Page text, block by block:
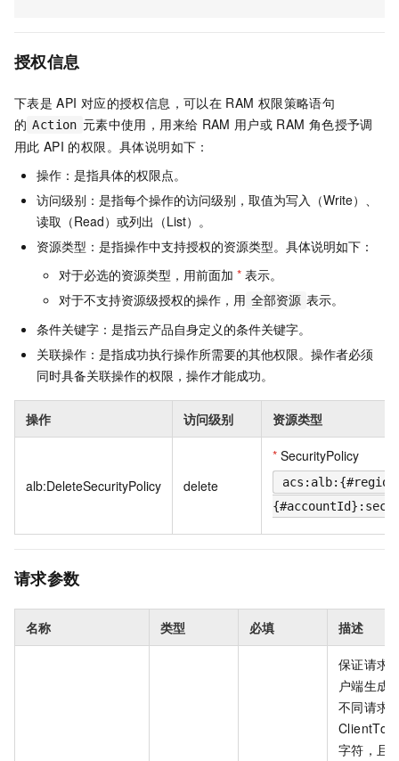
授权信息
下表是 API 对应的授权信息，可以在 RAM 权限策略语句
的 Action 元素中使用，用来给 RAM 用户或 RAM 角色授予调
用此 API 的权限。具体说明如下：
操作：是指具体的权限点。
访问级别：是指每个操作的访问级别，取值为写入（Write）、
读取（Read）或列出（List）。
资源类型：是指操作中支持授权的资源类型。具体说明如下：
对于必选的资源类型，用前面加 * 表示。
对于不支持资源级授权的操作，用 全部资源 表示。
条件关键字：是指云产品自身定义的条件关键字。
关联操作：是指成功执行操作所需要的其他权限。操作者必须
同时具备关联操作的权限，操作才能成功。
操作 访问级别 资源类型
alb:DeleteSecurityPolicy delete
* SecurityPolicy
请求参数
名称 类型 必填 描述
保证请求
户端生成
不同请求
字符，且